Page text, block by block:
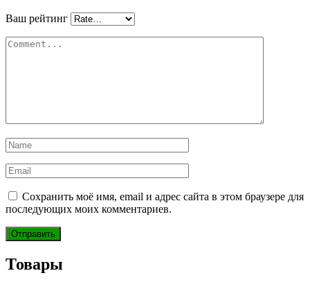
Ваш рейтинг
Сохранить моё имя, email и адрес сайта в этом браузере для
последующих моих комментариев.
Товары